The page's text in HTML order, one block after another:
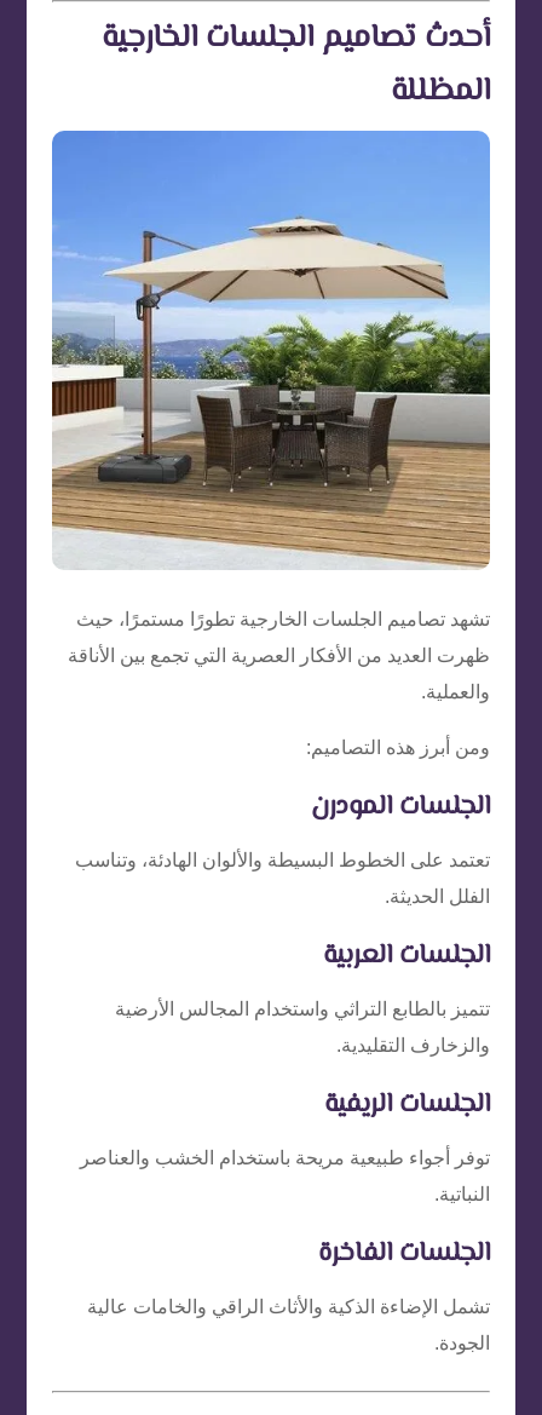
أحدث تصاميم الجلسات الخارجية
المظللة
تشهد تصاميم الجلسات الخارجية تطورًا مستمرًا، حيث
ظهرت العديد من الأفكار العصرية التي تجمع بين الأناقة
والعملية.
ومن أبرز هذه التصاميم:
الجلسات المودرن
تعتمد على الخطوط البسيطة والألوان الهادئة، وتناسب
الفلل الحديثة.
الجلسات العربية
تتميز بالطابع التراثي واستخدام المجالس الأرضية
والزخارف التقليدية.
الجلسات الريفية
توفر أجواء طبيعية مريحة باستخدام الخشب والعناصر
النباتية.
الجلسات الفاخرة
تشمل الإضاءة الذكية والأثاث الراقي والخامات عالية
الجودة.